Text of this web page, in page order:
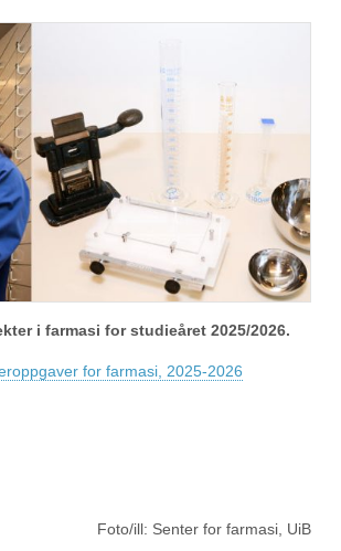
i farmasi for studieåret 2025/2026.
for farmasi, 2025-2026
Foto/ill: Senter for farmasi, UiB